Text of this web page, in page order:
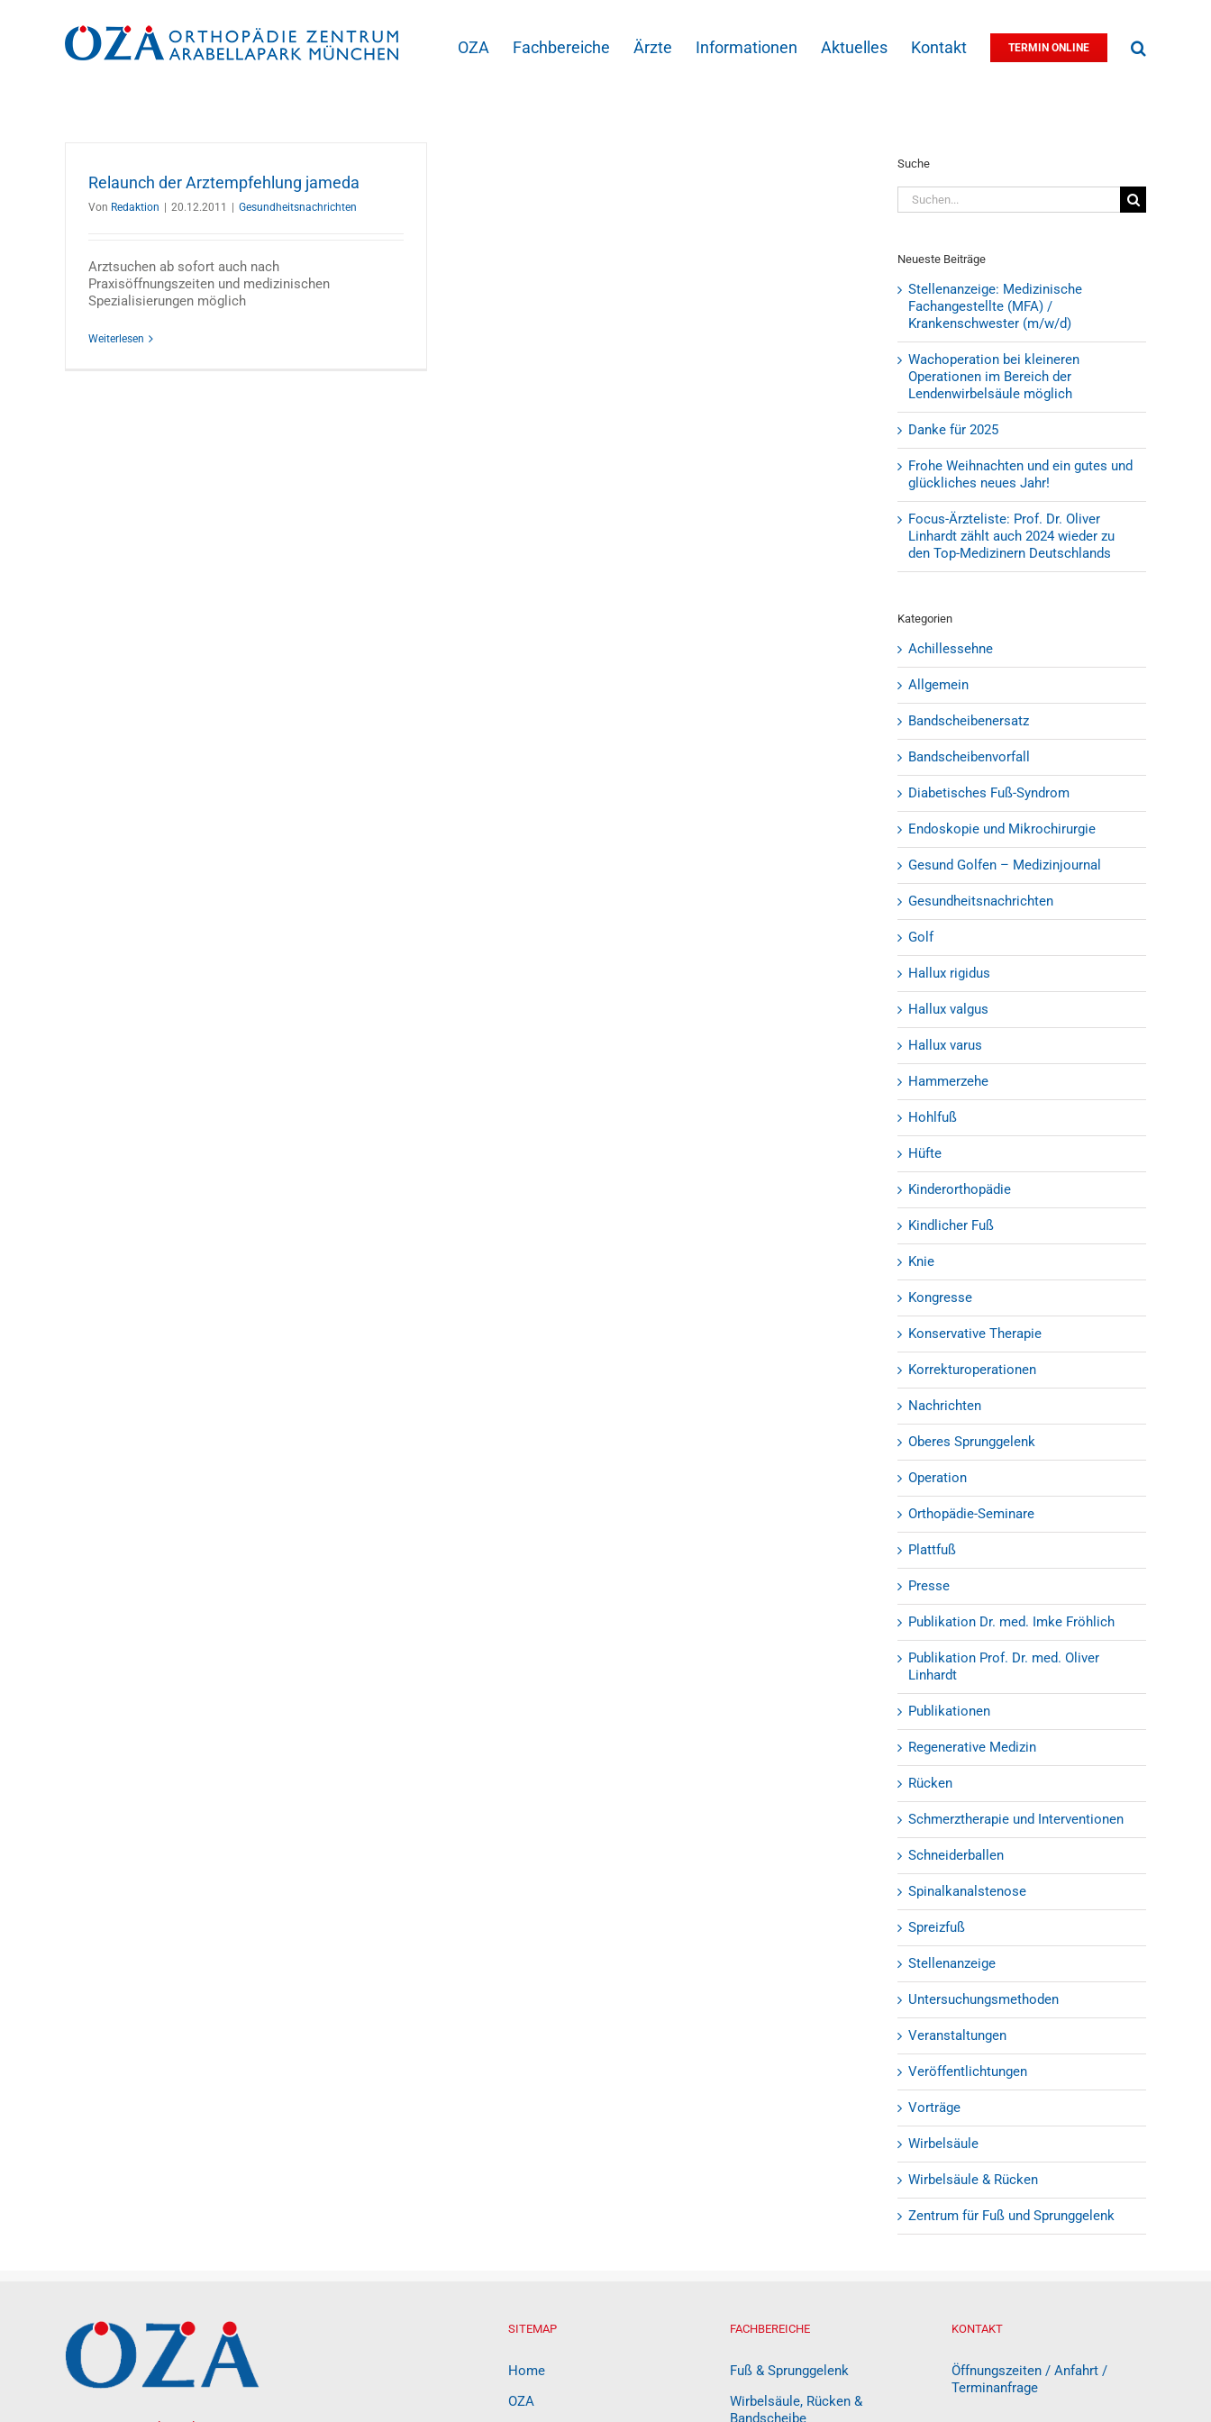
OZA Fachbereiche Ärzte Informationen Aktuelles Kontakt TERMIN ONLINE
Relaunch der Arztempfehlung jameda
Von Redaktion 20.12.2011 Gesundheitsnachrichten
Arztsuchen ab sofort auch nach
Praxisöffnungszeiten und medizinischen
Spezialisierungen möglich
Weiterlesen
Suche
Suche
nach:
Neueste Beiträge
Stellenanzeige: Medizinische
Fachangestellte (MFA) /
Krankenschwester (m/w/d)
Wachoperation bei kleineren
Operationen im Bereich der
Lendenwirbelsäule möglich
Danke für 2025
Frohe Weihnachten und ein gutes und
glückliches neues Jahr!
Focus-Ärzteliste: Prof. Dr. Oliver
Linhardt zählt auch 2024 wieder zu
den Top-Medizinern Deutschlands
Kategorien
Achillessehne
Allgemein
Bandscheibenersatz
Bandscheibenvorfall
Diabetisches Fuß-Syndrom
Endoskopie und Mikrochirurgie
Gesund Golfen – Medizinjournal
Gesundheitsnachrichten
Golf
Hallux rigidus
Hallux valgus
Hallux varus
Hammerzehe
Hohlfuß
Hüfte
Kinderorthopädie
Kindlicher Fuß
Knie
Kongresse
Konservative Therapie
Korrekturoperationen
Nachrichten
Oberes Sprunggelenk
Operation
Orthopädie-Seminare
Plattfuß
Presse
Publikation Dr. med. Imke Fröhlich
Publikation Prof. Dr. med. Oliver
Linhardt
Publikationen
Regenerative Medizin
Rücken
Schmerztherapie und Interventionen
Schneiderballen
Spinalkanalstenose
Spreizfuß
Stellenanzeige
Untersuchungsmethoden
Veranstaltungen
Veröffentlichtungen
Vorträge
Wirbelsäule
Wirbelsäule & Rücken
Zentrum für Fuß und Sprunggelenk
SITEMAP
Home
OZA
FACHBEREICHE
Fuß & Sprunggelenk
Wirbelsäule, Rücken &
Bandscheibe
KONTAKT
Öffnungszeiten / Anfahrt /
Terminanfrage